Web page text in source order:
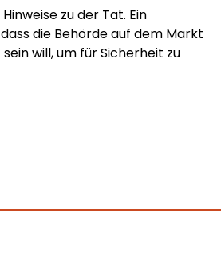
zu der Tat. Ein
die Behörde auf dem Markt
will, um für Sicherheit zu